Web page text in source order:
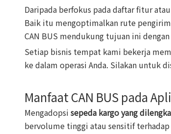
Daripada berfokus pada daftar fitur
Baik itu mengoptimalkan rute
CAN BUS mendukung tujuan ini
Setiap bisnis tempat kami bekerja
ke dalam operasi Anda. Silakan untuk
Manfaat CAN BUS pada
Mengadopsi sepeda kargo yang
bervolume tinggi atau sensitif